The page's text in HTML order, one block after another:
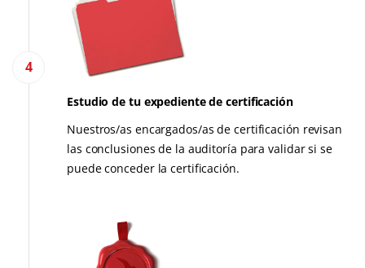
4
Estudio de tu expediente de certificación
Nuestros/as encargados/as de certificación revisan
las conclusiones de la auditoría para validar si se
puede conceder la certificación.